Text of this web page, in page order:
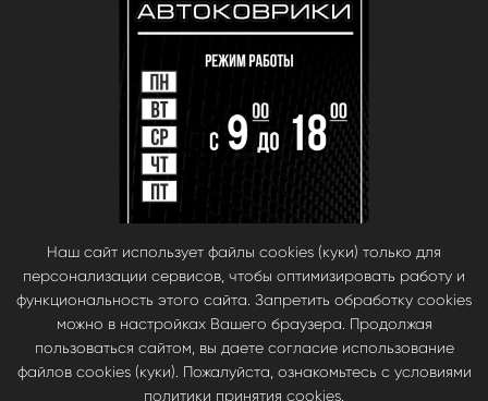
© babara 2014. При публикации материалов с сайта, ссылка на сайт
Наш сайт использует файлы cookies (куки) только для
персонализации сервисов, чтобы оптимизировать работу и
функциональность этого сайта. Запретить обработку cookies
можно в настройках Вашего браузера. Продолжая
пользоваться сайтом, вы даете согласие использование
файлов cookies (куки). Пожалуйста, ознакомьтесь с условиями
политики принятия cookies.